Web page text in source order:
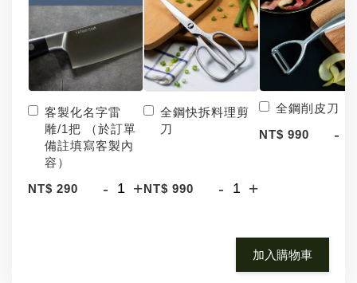
客製化名字雷
雕/1把 （於訂單
備註填寫客製內
容）
NT$ 290
- +
全鋼快拆料理剪
刀
NT$ 990 - +
全鋼削皮刀
NT$ 990
-
加入購物車